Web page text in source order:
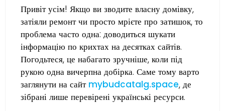
Привіт усім! Якщо ви зводите власну домівку,
затіяли ремонт чи просто мрієте про затишок, то
проблема часто одна: доводиться шукати
інформацію по крихтах на десятках сайтів.
Погодьтеся, це набагато зручніше, коли під
рукою одна вичерпна добірка. Саме тому варто
заглянути на сайт mybudcatalg.space, де
зібрані лише перевірені українські ресурси.